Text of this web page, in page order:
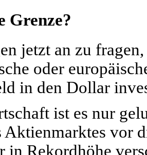
Grenze?
jetzt an zu
oder
in den Dollar
ist es nur
Aktienmarktes vor
in Rekordhöhe